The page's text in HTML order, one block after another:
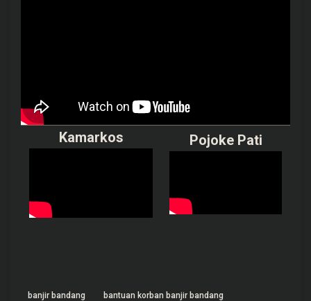
Kamarkos Pojoke Pati
banjir bandang bantuan korban banjir bandang